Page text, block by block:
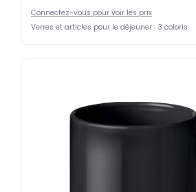
Connectez-vous pour voir les prix
Verres et articles pour le déjeuner · 3 coloris